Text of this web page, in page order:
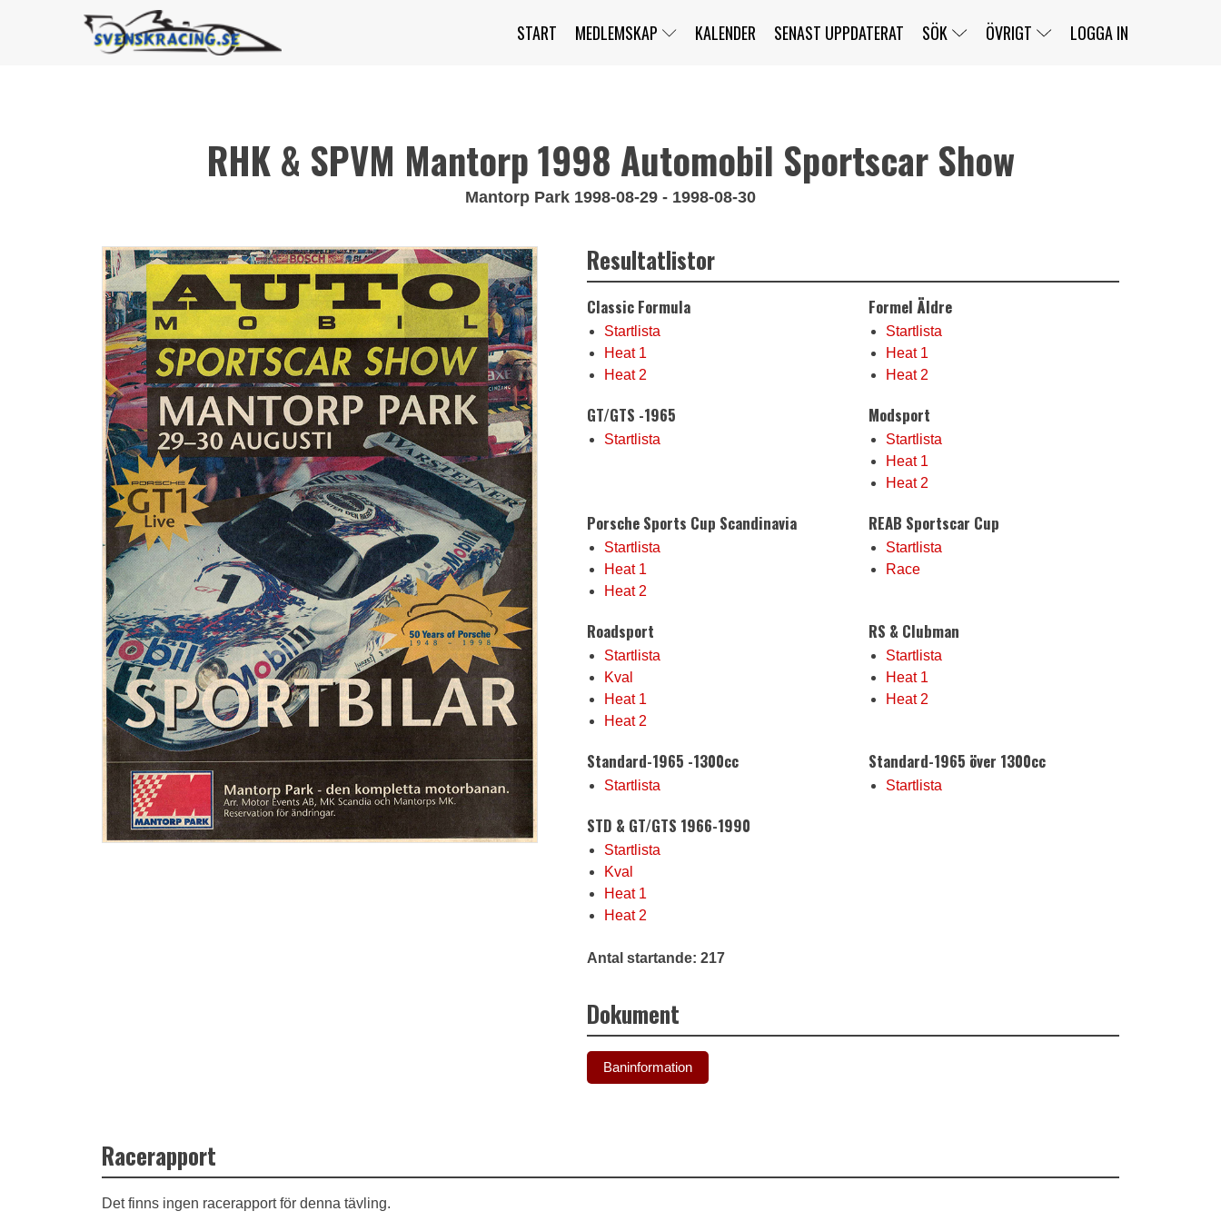
START MEDLEMSKAP KALENDER SENAST UPPDATERAT SÖK
TÄVLINGAR
FÖRARE
KLUBBAR
KLASSER
BANOR
SERIER
ÖVRIGT
KOMPLETTERA
LOGGA IN
RHK & SPVM Mantorp 1998 Automobil Sportscar Show
Mantorp Park 1998-08-29 - 1998-08-30
Resultatlistor
Classic Formula
Startlista
Heat 1
Heat 2
Formel Äldre
Startlista
Heat 1
Heat 2
GT/GTS -1965
Startlista
Modsport
Startlista
Heat 1
Heat 2
Porsche Sports Cup Scandinavia
Startlista
Heat 1
Heat 2
REAB Sportscar Cup
Startlista
Race
Roadsport
Startlista
Kval
Heat 1
Heat 2
RS & Clubman
Startlista
Heat 1
Heat 2
Standard-1965 -1300cc
Startlista
Standard-1965 över 1300cc
Startlista
STD & GT/GTS 1966-1990
Startlista
Kval
Heat 1
Heat 2
Antal startande: 217
Dokument
Baninformation
Racerapport
Det finns ingen racerapport för denna tävling.